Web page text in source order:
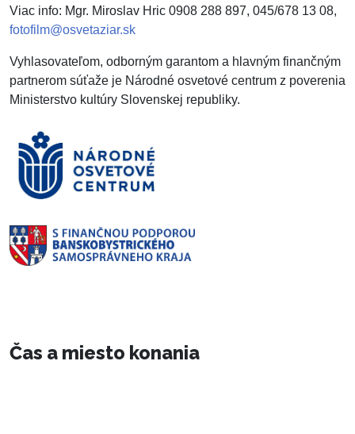
Viac info: Mgr. Miroslav Hric 0908 288 897, 045/678 13 08,
fotofilm@osvetaziar.sk
Vyhlasovateľom, odborným garantom a hlavným finančným
partnerom súťaže je Národné osvetové centrum z poverenia
Ministerstvo kultúry Slovenskej republiky.
Čas a miesto konania